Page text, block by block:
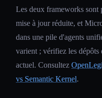
Les deux frameworks sont
mise à jour réduite, et
dans une pile d'agents
varient ; vérifiez les dépôts
actuel. Consultez
vs Semantic Kernel.